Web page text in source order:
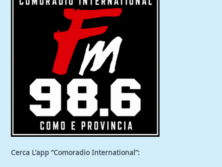
Cerca L’app “Comoradio International”: